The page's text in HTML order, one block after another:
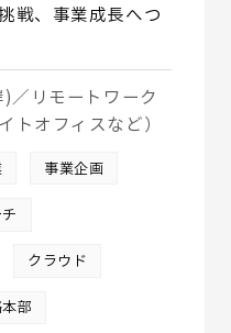
戦、事業成長へつ
／リモートワーク
トオフィスなど）
事業企画
クラウド
部